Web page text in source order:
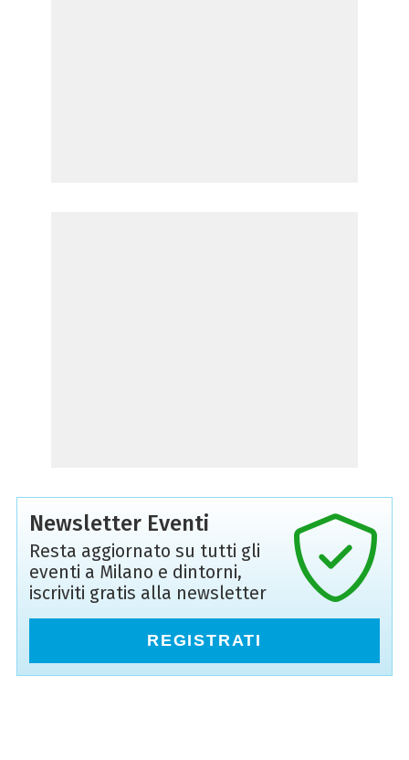
Newsletter Eventi
Resta aggiornato su tutti gli
eventi a Milano e dintorni,
iscriviti gratis alla newsletter
REGISTRATI